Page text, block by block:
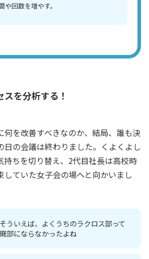
や回数を増やす。
を分析する！
何を改善すべきなのか、結局、誰も決
日の会議は終わりました。くよくよし
持ちを切り替え、2代目社長は高校時
していた女子会の場へと向かいまし
そういえば、よくうちのラクロス部って
廃部にならなかったよね